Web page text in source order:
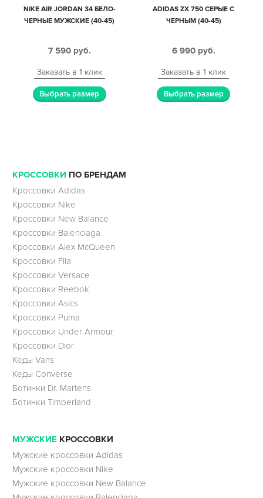
NIKE AIR JORDAN 34 БЕЛО-
ЧЕРНЫЕ МУЖСКИЕ (40-45)
7 590 руб.
Заказать в 1 клик
Выбрать размер
ADIDAS ZX 750 СЕРЫЕ С
ЧЕРНЫМ (40-45)
6 990 руб.
Заказать в 1 клик
Выбрать размер
КРОССОВКИ ПО БРЕНДАМ
Кроссовки Adidas
Кроссовки Nike
Кроссовки New Balance
Кроссовки Balenciaga
Кроссовки Alex McQueen
Кроссовки Fila
Кроссовки Versace
Кроссовки Reebok
Кроссовки Asics
Кроссовки Puma
Кроссовки Under Armour
Кроссовки Dior
Кеды Vans
Кеды Converse
Ботинки Dr. Martens
Ботинки Timberland
МУЖСКИЕ КРОССОВКИ
Мужские кроссовки Adidas
Мужские кроссовки Nike
Мужские кроссовки New Balance